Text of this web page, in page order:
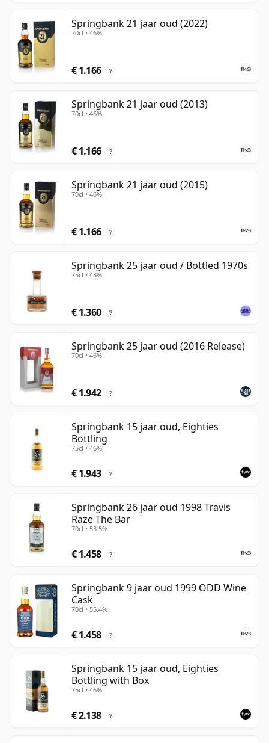
Springbank 21 jaar oud (2022)
70cl • 46%
€ 1.166 ?
Springbank 21 jaar oud (2013)
70cl • 46%
€ 1.166 ?
Springbank 21 jaar oud (2015)
70cl • 46%
€ 1.166 ?
Springbank 25 jaar oud / Bottled 1970s
75cl • 43%
€ 1.360 ?
Springbank 25 jaar oud (2016 Release)
70cl • 46%
€ 1.942 ?
Springbank 15 jaar oud, Eighties
Bottling
75cl • 46%
€ 1.943 ?
Springbank 26 jaar oud 1998 Travis
Raze The Bar
70cl • 53.5%
€ 1.458 ?
Springbank 9 jaar oud 1999 ODD Wine
Cask
70cl • 55.4%
€ 1.458 ?
Springbank 15 jaar oud, Eighties
Bottling with Box
75cl • 46%
€ 2.138 ?